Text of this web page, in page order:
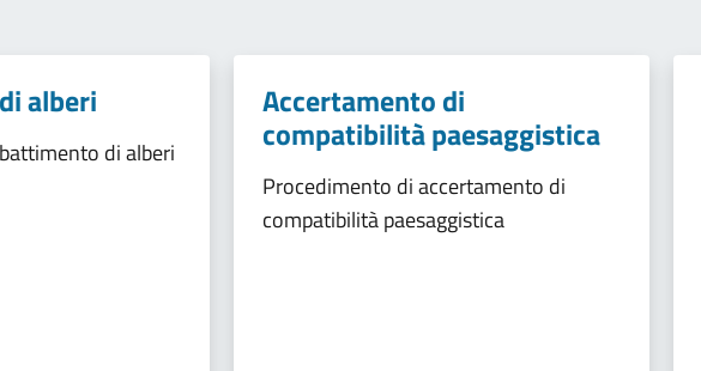
alberi
di alberi
Accertamento di
compatibilità paesaggistica
Procedimento di accertamento di
compatibilità paesaggistica